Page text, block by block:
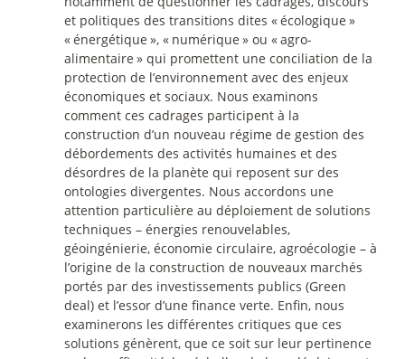
et politiques des transitions dites «écologique »
«énergétique », « numérique » ou «agro-
alimentaire » qui promettent une conciliation de la
protection de l’environnement avec des enjeux
économiques et sociaux. Nous examinons
comment ces cadrages participent à la
construction d’un nouveau régime de gestion des
débordements des activités humaines et des
désordres de la planète qui reposent sur des
ontologies divergentes. Nous accordons une
attention particulière au déploiement de solutions
techniques – énergies renouvelables,
géoingénierie, économie circulaire, agroécologie – à
l’origine de la construction de nouveaux marchés
portés par des investissements publics (Green
deal) et l’essor d’une finance verte. Enfin, nous
examinerons les différentes critiques que ces
solutions génèrent, que ce soit sur leur pertinence